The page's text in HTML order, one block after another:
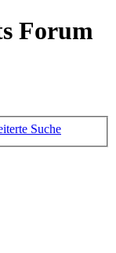
Forum
Suche